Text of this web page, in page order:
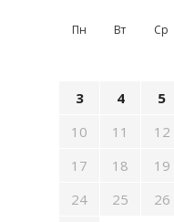
Пн Вт Ср
3
4 5
10
11 12
17
18 19
24
25 26